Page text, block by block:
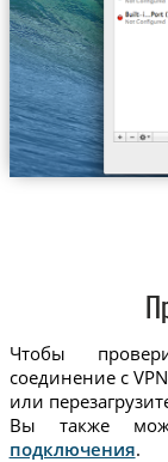
Чтобы
соединение с
или
Вы также
подключения.